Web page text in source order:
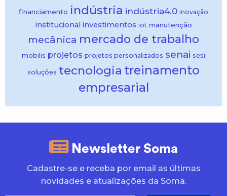
financiamento indústria indústria4.0 inovação
institucional investimentos iot manutenção
mecânica mercado de trabalho
mobilis projetos projetos personalizados senai sesi
soluções tecnologia treinamento
empresarial
Newsletter Soma
Cadastre-se e receba por email as últimas
novidades e atualizações da Soma.